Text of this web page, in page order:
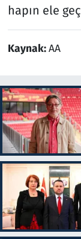
hapın ele
Kaynak:AA